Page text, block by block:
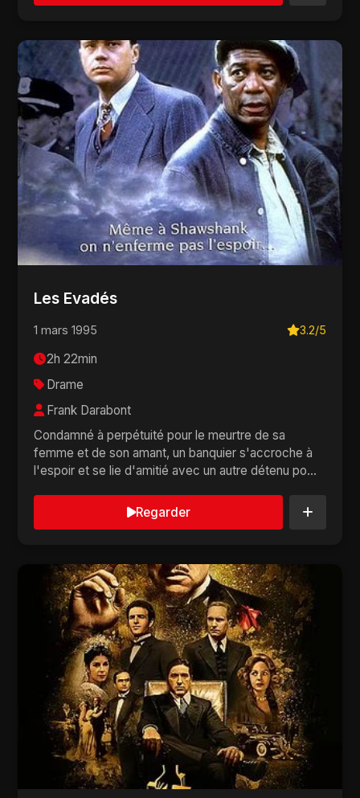
Les Evadés
1 mars 1995 3.2/5
2h 22min
Drame
Frank Darabont
Condamné à perpétuité pour le meurtre de sa
femme et de son amant, un banquier s'accroche à
l'espoir et se lie d'amitié avec un autre détenu po...
Regarder